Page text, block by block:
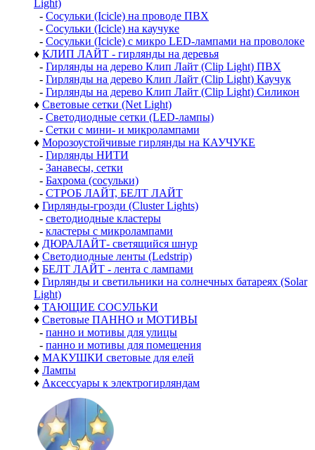
Light)
- Сосульки (Icicle) на проводе ПВХ
- Сосульки (Icicle) на каучуке
- Сосульки (Icicle) с микро LED-лампами на проволоке
♦ КЛИП ЛАЙТ - гирлянды на деревья
- Гирлянды на дерево Клип Лайт (Clip Light) ПВХ
- Гирлянды на дерево Клип Лайт (Clip Light) Каучук
- Гирлянды на дерево Клип Лайт (Clip Light) Силикон
♦ Световые сетки (Net Light)
- Светодиодные сетки (LED-лампы)
- Сетки с мини- и микролампами
♦ Морозоустойчивые гирлянды на КАУЧУКЕ
- Гирлянды НИТИ
- Занавесы, сетки
- Бахрома (сосульки)
- СТРОБ ЛАЙТ, БЕЛТ ЛАЙТ
♦ Гирлянды-грозди (Cluster Lights)
- светодиодные кластеры
- кластеры с микролампами
♦ ДЮРАЛАЙТ- светящийся шнур
♦ Светодиодные ленты (Ledstrip)
♦ БЕЛТ ЛАЙТ - лента с лампами
♦ Гирлянды и светильники на солнечных батареях (Solar
Light)
♦ ТАЮЩИЕ СОСУЛЬКИ
♦ Световые ПАННО и МОТИВЫ
- панно и мотивы для улицы
- панно и мотивы для помещения
♦ МАКУШКИ световые для елей
♦ Лампы
♦ Аксессуары к электрогирляндам